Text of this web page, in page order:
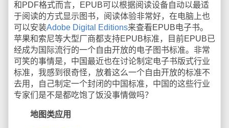
和PDF格式而言，EPUB可以根据阅读设备自动以最适
于阅读的方式显示图书，阅读体验非常好，在电脑上也
可以安装Adobe Digital Editions来查看EPUB电子书。
苹果和索尼等大型厂商都支持EPUB标准，目前EPUB已
经成为国际流行的一个自由开放的电子图书标准。非常
可笑的事情是，中国最近也在讨论制定电子书版式行业
标准，我感到很奇怪，放着这么一个自由开放的标准不
去用，自己制定一个封闭的中国标准，中国的这些行业
专家们是不是都吃饱了饭没事情做吗？
地图类应用